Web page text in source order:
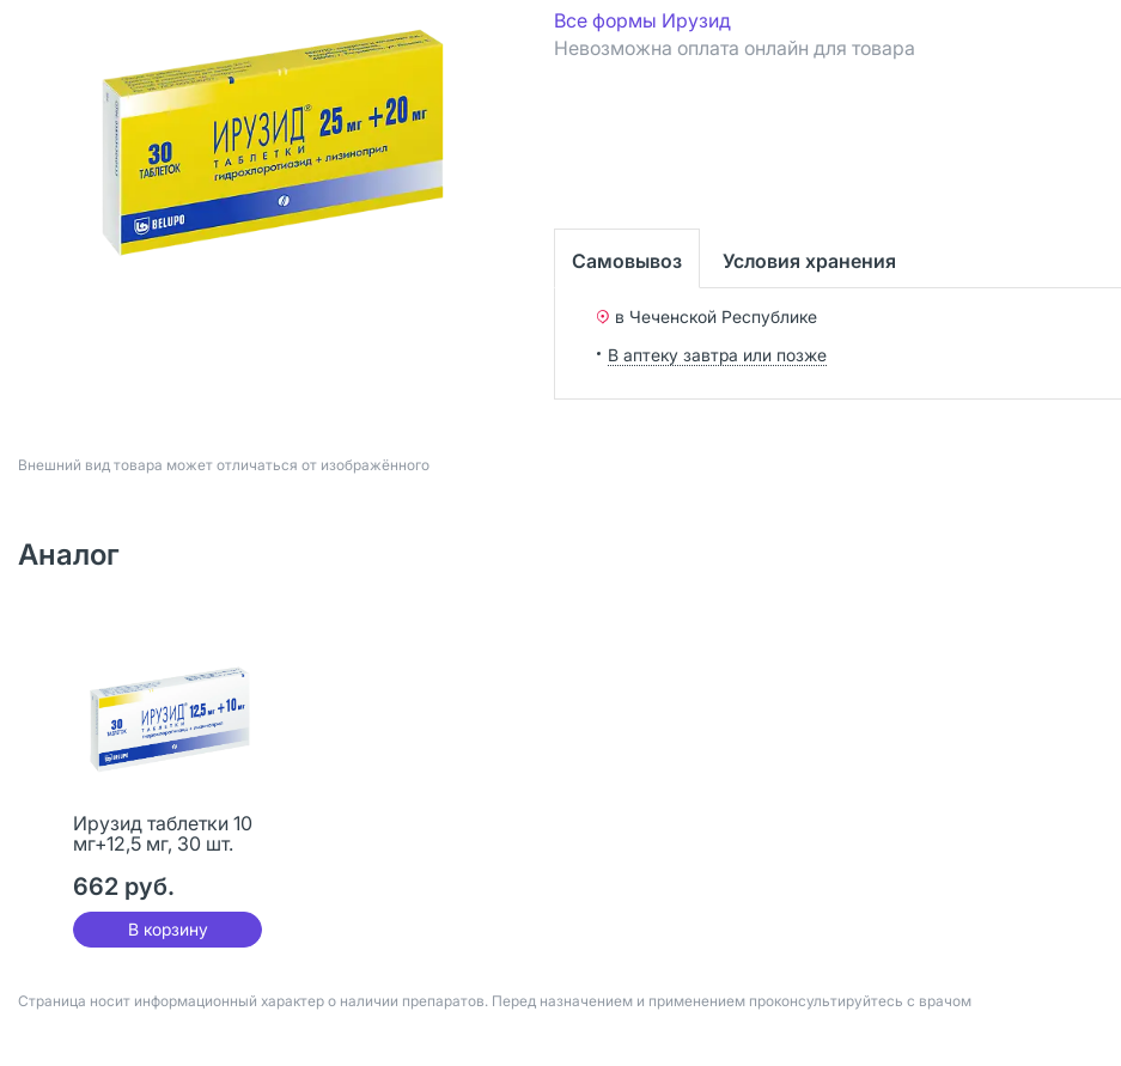
Bнешний вид товара может отличаться от изображённого
Все формы Ирузид
Невозможна оплата онлайн для товара
Самовывоз Условия хранения
в Чеченской Республике
В аптеку завтра или позже
Аналог
Ирузид таблетки 10
мг+12,5 мг, 30 шт.
662 руб.
В корзину
Страница носит информационный характер о наличии препаратов. Перед назначением и применением проконсультируйтесь с врачом